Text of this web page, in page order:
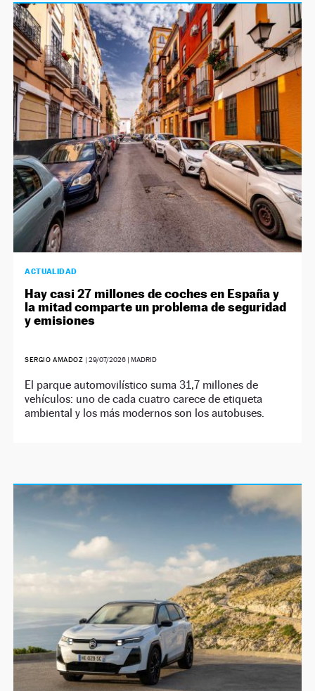
ACTUALIDAD
Hay casi 27 millones de coches en España y
la mitad comparte un problema de seguridad
y emisiones
SERGIO AMADOZ | 29/07/2026| MADRID
El parque automovilístico suma 31,7 millones de
vehículos: uno de cada cuatro carece de etiqueta
ambiental y los más modernos son los autobuses.